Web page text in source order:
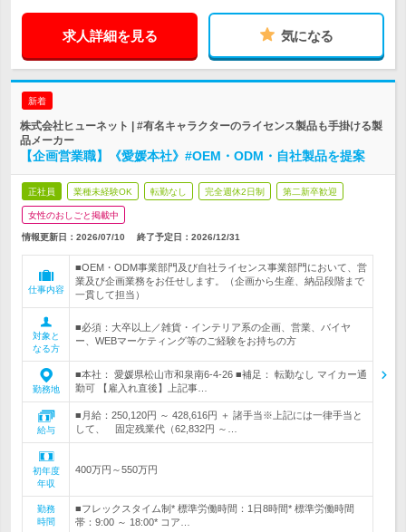
求人詳細を見る 気になる
新着
株式会社ヒューネット | #有名キャラクターのライセンス製品も手掛ける製
品メーカー
【企画営業職】《愛媛本社》#OEM・ODM・自社製品を提案
正社員 業種未経験OK 転勤なし 完全週休2日制 第二新卒歓迎
女性のおしごと掲載中
情報更新日：2026/07/10 終了予定日： 2026/12/31
仕事内容
■OEM・ODM事業部門及び自社ライセンス事業部門において、営
業及び企画業務をお任せします。（企画から生産、納品段階まで
一貫して担当）
対象と
なる方
■必須：大卒以上／雑貨・インテリア系の企画、営業、バイヤ
ー、WEBマーケティング等のご経験をお持ちの方
勤務地
■本社： 愛媛県松山市和泉南6-4-26 ■補足： 転勤なし マイカー通
勤可 【雇入れ直後】上記事…
給与
■月給：250,120円 ～ 428,616円 ＋ 諸手当※上記には一律手当と
して、 固定残業代（62,832円 ～…
初年度
年収
400万円～550万円
勤務
時間
■フレックスタイム制* 標準労働時間：1日8時間* 標準労働時間
帯：9:00 ～ 18:00* コア…